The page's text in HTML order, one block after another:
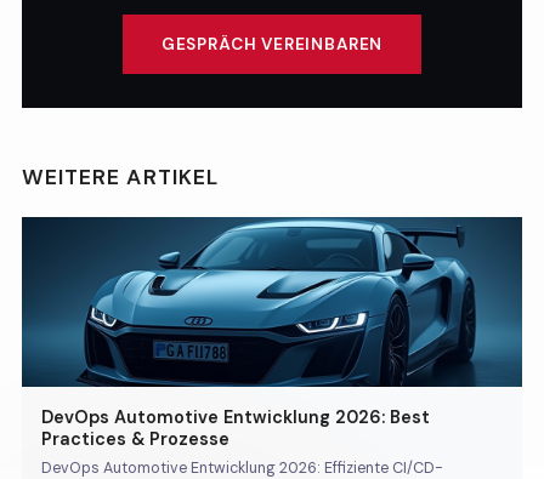
GESPRÄCH VEREINBAREN
WEITERE ARTIKEL
DevOps Automotive Entwicklung 2026: Best
Practices & Prozesse
DevOps Automotive Entwicklung 2026: Effiziente CI/CD-